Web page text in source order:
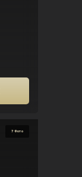
7 Фото